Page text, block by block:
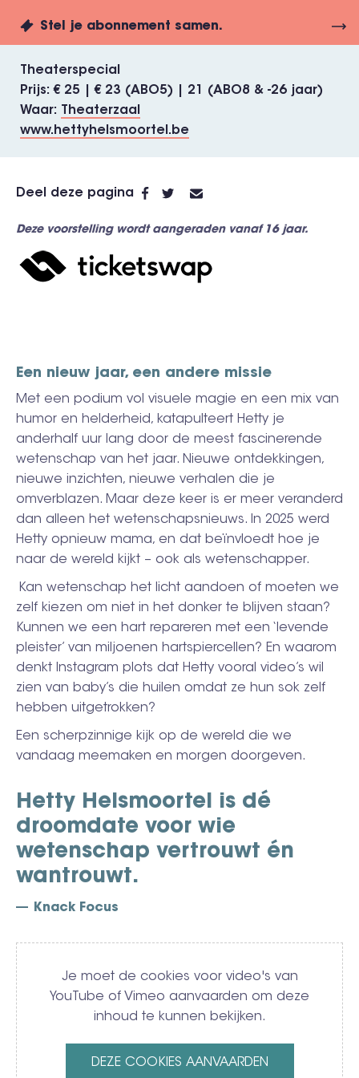
Stel je abonnement samen.
Theaterspecial
Prijs
€ 25 | € 23 (ABO5) | 21 (ABO8 & -26 jaar)
Waar
Theaterzaal
www.hettyhelsmoortel.be
Deel deze pagina
Deze voorstelling wordt aangeraden vanaf 16 jaar.
Een nieuw jaar, een andere missie
Met een podium vol visuele magie en een mix van
humor en helderheid, katapulteert Hetty je
anderhalf uur lang door de meest fascinerende
wetenschap van het jaar. Nieuwe ontdekkingen,
nieuwe inzichten, nieuwe verhalen die je
omverblazen. Maar deze keer is er meer veranderd
dan alleen het wetenschapsnieuws. In 2025 werd
Hetty opnieuw mama, en dat beïnvloedt hoe je
naar de wereld kijkt – ook als wetenschapper.
Kan wetenschap het licht aandoen of moeten we
zelf kiezen om niet in het donker te blijven staan?
Kunnen we een hart repareren met een ‘levende
pleister’ van miljoenen hartspiercellen? En waarom
denkt Instagram plots dat Hetty vooral video’s wil
zien van baby’s die huilen omdat ze hun sok zelf
hebben uitgetrokken?
Een scherpzinnige kijk op de wereld die we
vandaag meemaken en morgen doorgeven.
Hetty Helsmoortel is dé
droomdate voor wie
wetenschap vertrouwt én
wantrouwt.
Knack Focus
Video
Je moet de cookies voor video's van
YouTube of Vimeo aanvaarden om deze
inhoud te kunnen bekijken.
DEZE COOKIES AANVAARDEN